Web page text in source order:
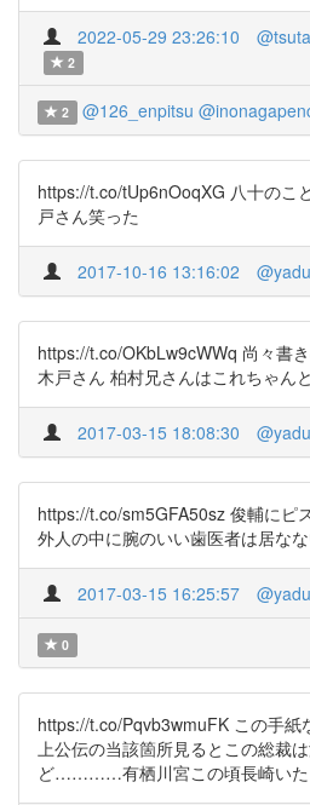
2022-05-29 23:26:10
2
2 @126_enpitsu
https://t.co/tUp6nOoqXG 八十のこ
戸さん笑った
2017-10-16 13:16:02
https://t.co/OKbLw9cWWq 尚々書
木戸さん 柏村兄さんはこれちゃ
2017-03-15 18:08:30
https://t.co/sm5GFA50sz 俊輔にピ
外人の中に腕のいい歯医者は居な
2017-03-15 16:25:57
0
https://t.co/Pqvb3wmuFK この手紙
上公伝の当該箇所見るとこの総裁
ど…………有栖川宮この頃長崎いた